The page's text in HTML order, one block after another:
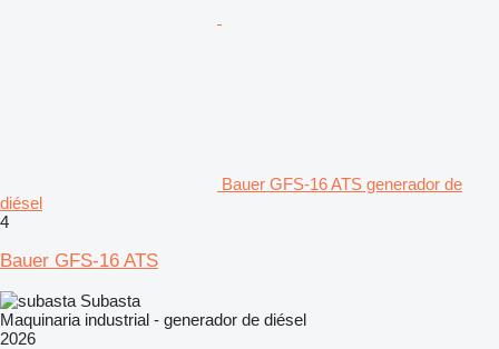
Bauer GFS-16 ATS generador de
diésel
4
Bauer GFS-16 ATS
Subasta
Maquinaria industrial - generador de diésel
2026